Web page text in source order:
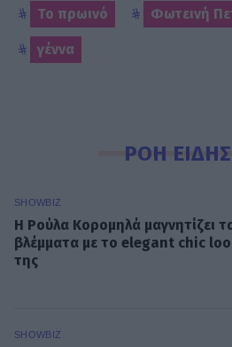
Το πρωινό Φωτεινή
γέννα
ΡΟΗ
SHOWBIZ
Η Ρούλα Κορομηλά μαγνητίζει
βλέμματα με το elegant chic
της
SHOWBIZ